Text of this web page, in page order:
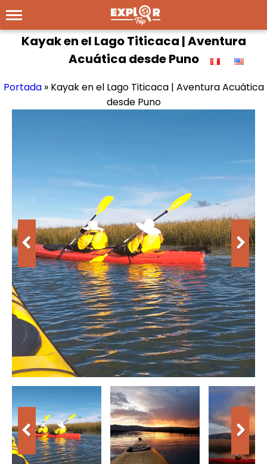
Kayak en el Lago Titicaca | Aventura
Acuática desde Puno
Portada» Kayak en el Lago Titicaca | Aventura Acuática
desde Puno